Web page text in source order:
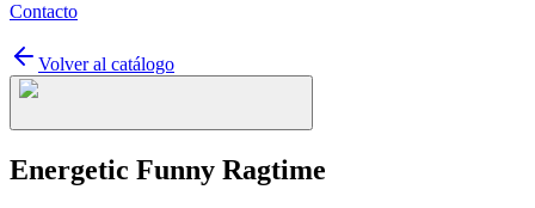
Contacto
Volver al catálogo
Energetic Funny Ragtime